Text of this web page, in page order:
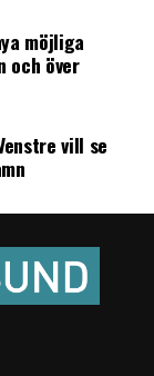
möjliga
och över
vill se